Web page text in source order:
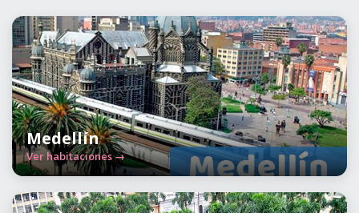
Medellín
Ver habitaciones →